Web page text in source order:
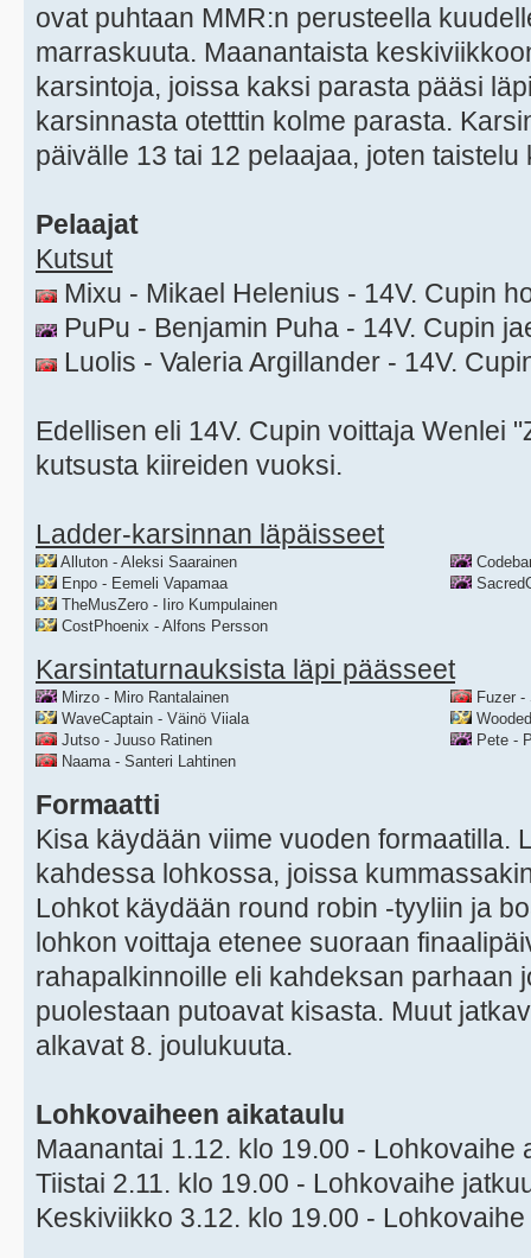
ovat puhtaan MMR:n perusteella
marraskuuta. Maanantaista
karsintoja, joissa kaksi parasta pääsi
karsinnasta otetttin kolme parasta.
päivälle 13 tai 12 pelaajaa, joten
Pelaajat
Kutsut
Mixu - Mikael Helenius - 14V. Cupin
PuPu - Benjamin Puha - 14V. Cupin
Luolis - Valeria Argillander - 14V.
Edellisen eli 14V. Cupin voittaja Wenlei
kutsusta kiireiden vuoksi.
Ladder-karsinnan läpäisseet
Alluton - Aleksi Saarainen
Enpo - Eemeli Vapamaa
TheMusZero - Iiro Kumpulainen
CostPhoenix - Alfons Persson
Karsintaturnauksista läpi päässeet
Mirzo - Miro Rantalainen
WaveCaptain - Väinö Viiala
Jutso - Juuso Ratinen
Naama - Santeri Lahtinen
Fuzer -
Pete -
Formaatti
Kisa käydään viime vuoden formaatilla.
kahdessa lohkossa, joissa
Lohkot käydään round robin -tyyliin ja
lohkon voittaja etenee suoraan
rahapalkinnoille eli kahdeksan parhaan
puolestaan putoavat kisasta. Muut
alkavat 8. joulukuuta.
Lohkovaiheen aikataulu
Maanantai 1.12. klo 19.00 - Lohkovaihe
Tiistai 2.11. klo 19.00 - Lohkovaihe
Keskiviikko 3.12. klo 19.00 -